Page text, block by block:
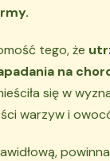
tego, że
na
się w
warzyw i